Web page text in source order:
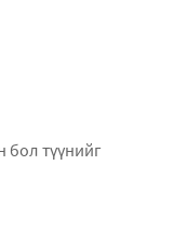
бол түүнийг